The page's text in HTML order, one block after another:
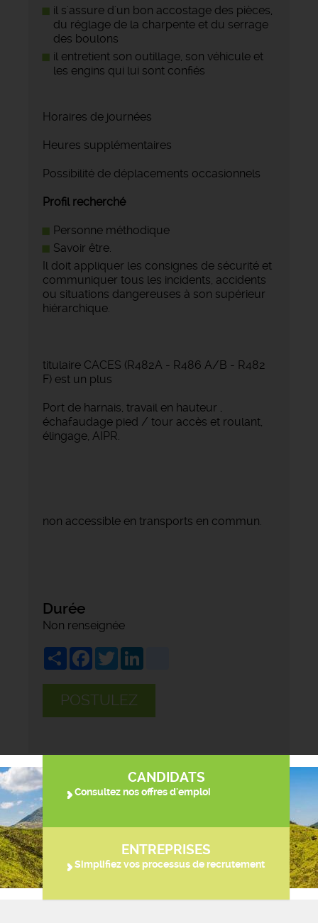
il s'assure d'un bon accostage des pièces,
du réglage de la charpente et du serrage
des boulons
il entretient son outillage, son véhicule et
les engins qui lui sont confiés
Horaires de journées
Heures supplémentaires
Possibilité de déplacements occasionnels
Profil recherché
Personne méthodique
Savoir être.
Il doit appliquer les consignes de sécurité et
communiquer tous les incidents, accidents
ou situations dangereuses à son supérieur
hiérarchique.
titulaire CACES (R482A - R486 A/B - R482
F) est un plus
Port de harnais, travail en hauteur ,
échafaudage pied / tour accès et roulant,
élingage, AIPR.
non accessible en transports en commun.
Durée
Non renseignée
ShareFacebook
Twitter
POSTULEZ
CANDIDATS
Consultez nos offres d'emploi
ENTREPRISES
Simplifiez vos processus de recrutement